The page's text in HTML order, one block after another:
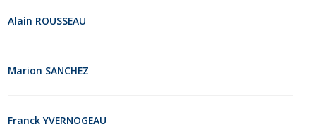
Alain ROUSSEAU
Marion SANCHEZ
Franck YVERNOGEAU